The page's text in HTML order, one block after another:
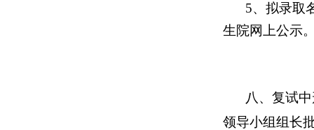
5、拟录取
生院网上公示
八、复试
领导小组组长